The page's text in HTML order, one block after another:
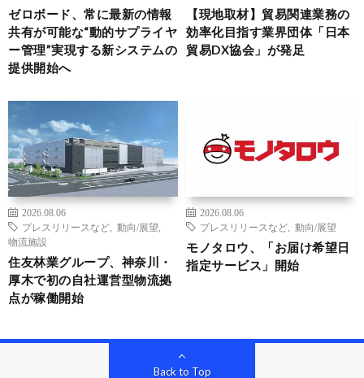
ゼロボード、常に最新の情報
共有が可能な“動的サプライヤ
ー管理”実現する新システムの
提供開始へ
【現地取材】貿易関連業務の
効率化目指す業界団体「日本
貿易DX協会」が発足
2026.08.06
プレスリリースなど
動向/展望
物流施設
住友林業グループ、神奈川・
厚木で初の自社運営型物流拠
点が稼働開始
2026.08.06
プレスリリースなど
動向/展望
モノタロウ、「お届け希望日
指定サービス」開始
Back to Top